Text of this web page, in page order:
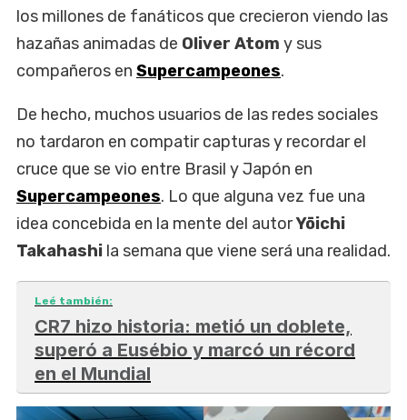
los millones de fanáticos que crecieron viendo las
hazañas animadas de Oliver Atom y sus
compañeros en Supercampeones.
De hecho, muchos usuarios de las redes sociales
no tardaron en compatir capturas y recordar el
cruce que se vio entre Brasil y Japón en
Supercampeones. Lo que alguna vez fue una
idea concebida en la mente del autorYōichi
Takahashi la semana que viene será una realidad.
Leé también:
CR7 hizo historia: metió un doblete,
superó a Eusébio y marcó un récord
en el Mundial